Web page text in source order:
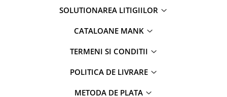
SOLUTIONAREA LITIGIILOR
CATALOANE MANK
TERMENI SI CONDITII
POLITICA DE LIVRARE
METODA DE PLATA